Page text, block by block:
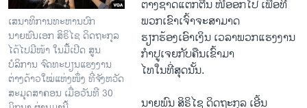
ເສນາທິການທະ​ຫານບົກ
ນາຍພົນ​ເອກ ສິຣິ​ໄຊ ດິດຖະກຸລ
ໄດ້​ໄປມີໜ້າ ໃນມື້ເປີດ ສູນ
ບໍລິການ​ ຈົດທະບຽນແຮງງານ
ຕ່າງດ້າວໃໝ່ແຫ່ງໜຶ່ງ ທີ່ຈັງຫວັດ
ສະມຸດສາຄອນ ເມື່ອວັນທີ 30
ຕ່າງຊາດແຕກຕື່ນ ໜີອອກໄປ ເພື່ອທີ່
ພວກເຂົາ​ເຈົ້າຈະສາມາດ
ຮຽກຮ້ອງເອົາເງິນ ​ເວລາພວກແຮງ​ງານ
ກຳປູເຈຍ​ກັບຄືນເຂົ້າມາ
​ໄທໃນທີ່ສຸດນັ້ນ.
ນາຍພົນ ສິຣິ​ໄຊ ດິດຖະກຸລ ເອີ້ນ​